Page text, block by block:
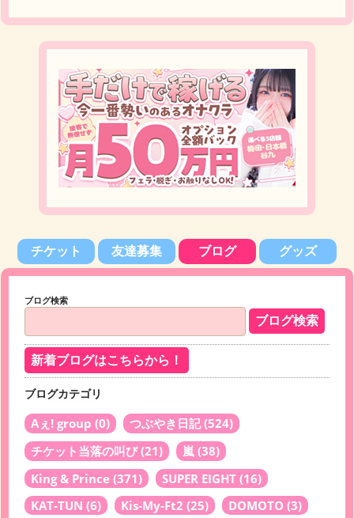
チケット 友達募集 ブログ グッズ
ブログ検索
新着ブログはこちらから！
ブログカテゴリ
Aぇ! group (0) つぶやき日記(524)
チケット当落の叫び(21) 嵐 (38)
King & Prince (371) SUPER EIGHT (16)
KAT-TUN (6) Kis-My-Ft2 (25) DOMOTO (3)